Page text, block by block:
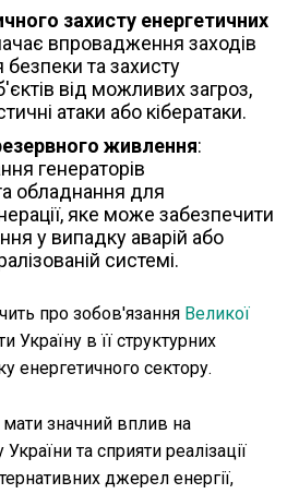
захисту енергетичних
впровадження заходів
та захисту
від можливих загроз,
атаки або кібератаки.
живлення:
генераторів
обладнання для
яке може забезпечити
у випадку аварій або
системі.
про зобов'язання Великої
Україну в її структурних
енергетичного сектору.
значний вплив на
та сприяти реалізації
джерел енергії,